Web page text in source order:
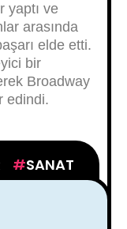
yaptı ve
arasında
elde etti.
bir
Broadway
edindi.
SANAT